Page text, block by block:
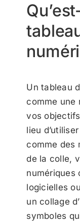
Un tableau
comme une
vos
lieu
comme des
de la colle,
numériques
logicielles
un collage
symboles